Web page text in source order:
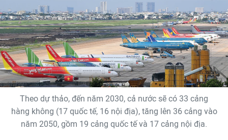
Theo dự thảo, đến năm 2030, cả nước sẽ có 33 cảng
hàng không (17 quốc tế, 16 nội địa), tăng lên 36 cảng vào
năm 2050, gồm 19 cảng quốc tế và 17 cảng nội địa.